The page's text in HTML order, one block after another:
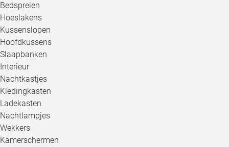
Bedspreien
Hoeslakens
Kussenslopen
Hoofdkussens
Slaapbanken
Interieur
Nachtkastjes
Kledingkasten
Ladekasten
Nachtlampjes
Wekkers
Kamerschermen